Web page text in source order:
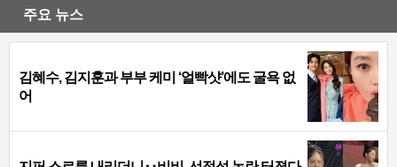
주요 뉴스
김혜수, 김지훈과 부부 케미 ‘얼빡샷’에도 굴욕 없
어